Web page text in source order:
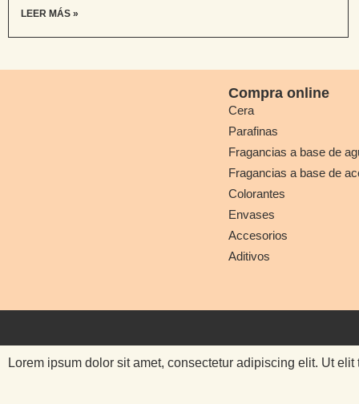
LEER MÁS »
Compra online
Cera
Parafinas
Fragancias a base de
Fragancias a base de
Colorantes
Envases
Accesorios
Aditivos
Lorem ipsum dolor sit amet, consectetur adipiscing elit. Ut